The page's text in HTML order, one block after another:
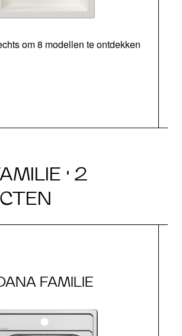
om 8 modellen te ontdekken
· 2
FAMILIE